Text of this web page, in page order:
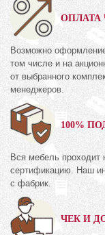
ОПЛАТА
Возможно
том числе и на
от выбранного
менеджеров.
100%
Вся мебель проходит
сертификацию. Наш
с фабрик.
ЧЕК И